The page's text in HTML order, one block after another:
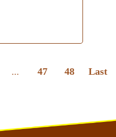
... 47 48 Last